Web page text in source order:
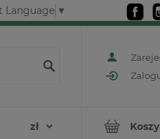
Language ▼